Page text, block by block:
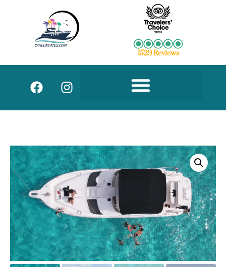
1529 Reviews